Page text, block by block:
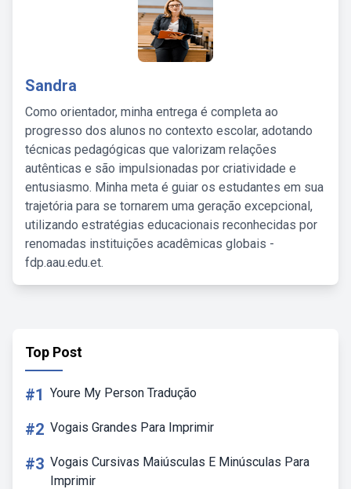
Sandra
Como orientador, minha entrega é completa ao
progresso dos alunos no contexto escolar, adotando
técnicas pedagógicas que valorizam relações
autênticas e são impulsionadas por criatividade e
entusiasmo. Minha meta é guiar os estudantes em sua
trajetória para se tornarem uma geração excepcional,
utilizando estratégias educacionais reconhecidas por
renomadas instituições acadêmicas globais -
fdp.aau.edu.et.
Top Post
#1 Youre My Person Tradução
#2 Vogais Grandes Para Imprimir
#3 Vogais Cursivas Maiúsculas E Minúsculas Para
Imprimir